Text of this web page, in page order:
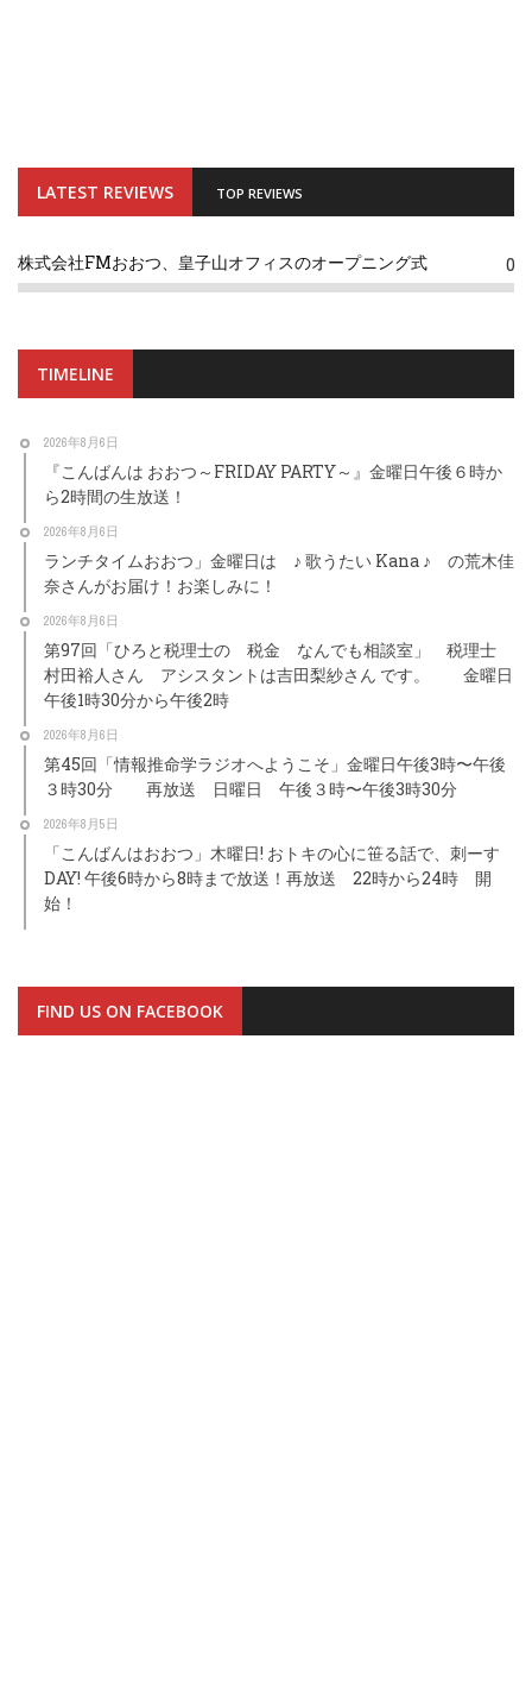
LATEST REVIEWS TOP REVIEWS
株式会社FMおおつ、皇子山オフィスのオープニング式 0
TIMELINE
2026年8月6日
『こんばんは おおつ～FRIDAY PARTY～』金曜日午後６時か
ら2時間の生放送！
2026年8月6日
ランチタイムおおつ」金曜日は ♪ 歌うたい Kana ♪ の荒木佳
奈さんがお届け！お楽しみに！
2026年8月6日
第97回「ひろと税理士の 税金 なんでも相談室」 税理士
村田裕人さん アシスタントは吉田梨紗さん です。 金曜日
午後1時30分から午後2時
2026年8月6日
第45回「情報推命学ラジオへようこそ」金曜日午後3時〜午後
３時30分 再放送 日曜日 午後３時〜午後3時30分
2026年8月5日
「こんばんはおおつ」木曜日! おトキの心に笹る話で、刺ーす
DAY! 午後6時から8時まで放送！再放送 22時から24時 開
始！
FIND US ON FACEBOOK